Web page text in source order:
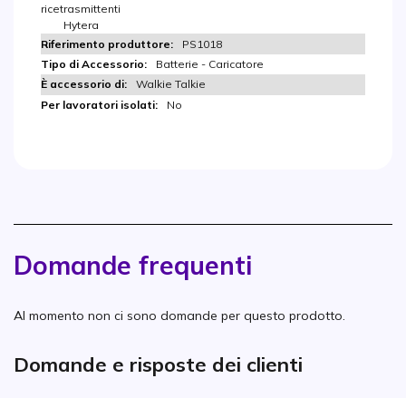
ricetrasmittenti
Hytera
PS1018
Batterie - Caricatore
Walkie Talkie
No
Domande frequenti
Al momento non ci sono domande per questo prodotto.
Domande e risposte dei clienti